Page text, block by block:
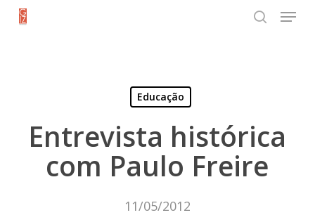
Skip
Menu
Educação
Entrevista histórica
com Paulo Freire
11/05/2012